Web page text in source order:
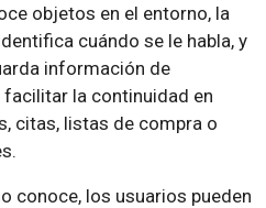
objetos en el entorno, la
cuándo se le habla, y
información de
la continuidad en
citas, listas de compra o
conoce, los usuarios pueden